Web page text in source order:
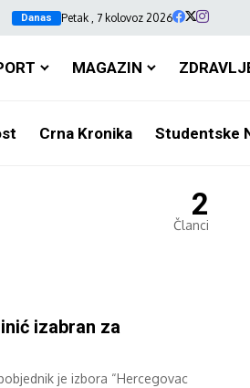
Danas Petak , 7 kolovoz 2026
MAGAZIN
Crna Kronika Studentske
2
Članci
izabran za
je izbora “Hercegovac